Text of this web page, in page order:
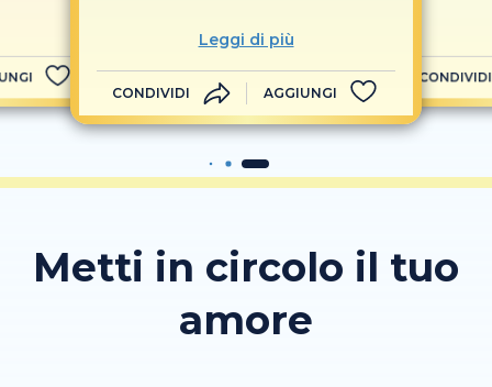
Leggi di più
CONDIVIDI AGGIUNGI
CONDIVIDI
Metti in circolo il tuo
amore